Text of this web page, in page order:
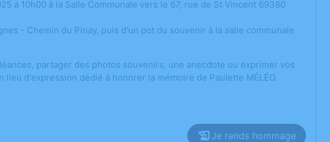
à 10h00 à la Salle Communale vers le 67, rue de St Vincent 69380
- Chemin du Pinay, puis d'un pot du souvenir à la salle communale
partager des photos souvenirs, une anecdote ou exprimer vos
d'expression dédié à honorer la mémoire de Paulette MÉLÉO.
Je rends hommage